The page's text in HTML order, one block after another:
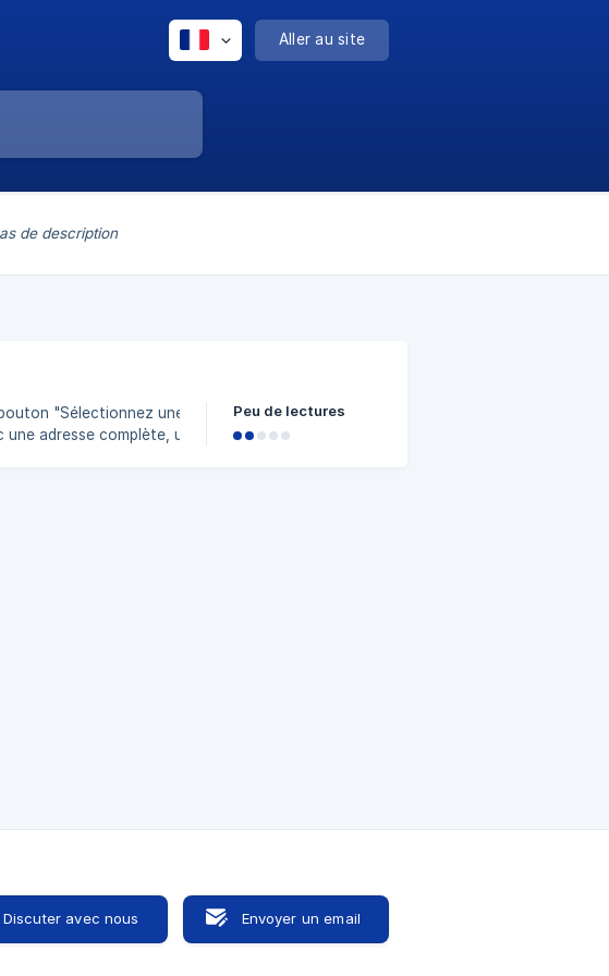
Aller au site
de description
"Sélectionnez une image".
adresse complète, une carte
Peu de lectures
Discuter avec nous Envoyer un email